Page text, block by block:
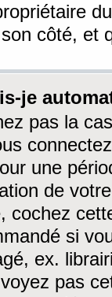
côté, et
je
pas la
une
de
cochez
si
ex.
pas